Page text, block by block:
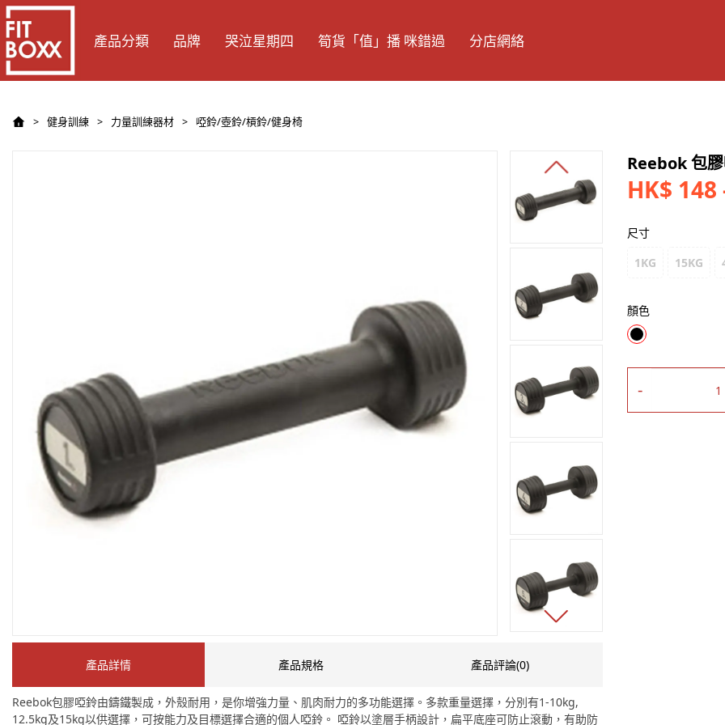
產品分類 品牌 哭泣星期四 筍貨「值」播 咪錯過 分店網絡
> 健身訓練 > 力量訓練器材 > 啞鈴/壺鈴/槓鈴/健身椅
產品詳情 產品規格 產品評論(0)
Reebok包膠啞鈴由鑄鐵製成，外殼耐用，是你增強力量、肌肉耐力的多功能選擇。多款重量選擇，分別有1-10kg,
12.5kg及15kg以供選擇，可按能力及目標選擇合適的個人啞鈴。 啞鈴以塗層手柄設計，扁平底座可防止滾動，有助防
Reebok 包
HK$ 148
尺寸
1KG 15KG
顏色
-